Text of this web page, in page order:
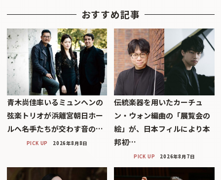
おすすめ記事
青木尚佳率いるミュンヘンの
弦楽トリオが浜離宮朝日ホー
ルへ――名手たちが交わす音の…
PICK UP 2026年8月8日
伝統楽器を用いたカーチュ
ン・ウォン編曲の「展覧会の
絵」が、日本フィルにより本
邦初…
PICK UP 2026年8月7日